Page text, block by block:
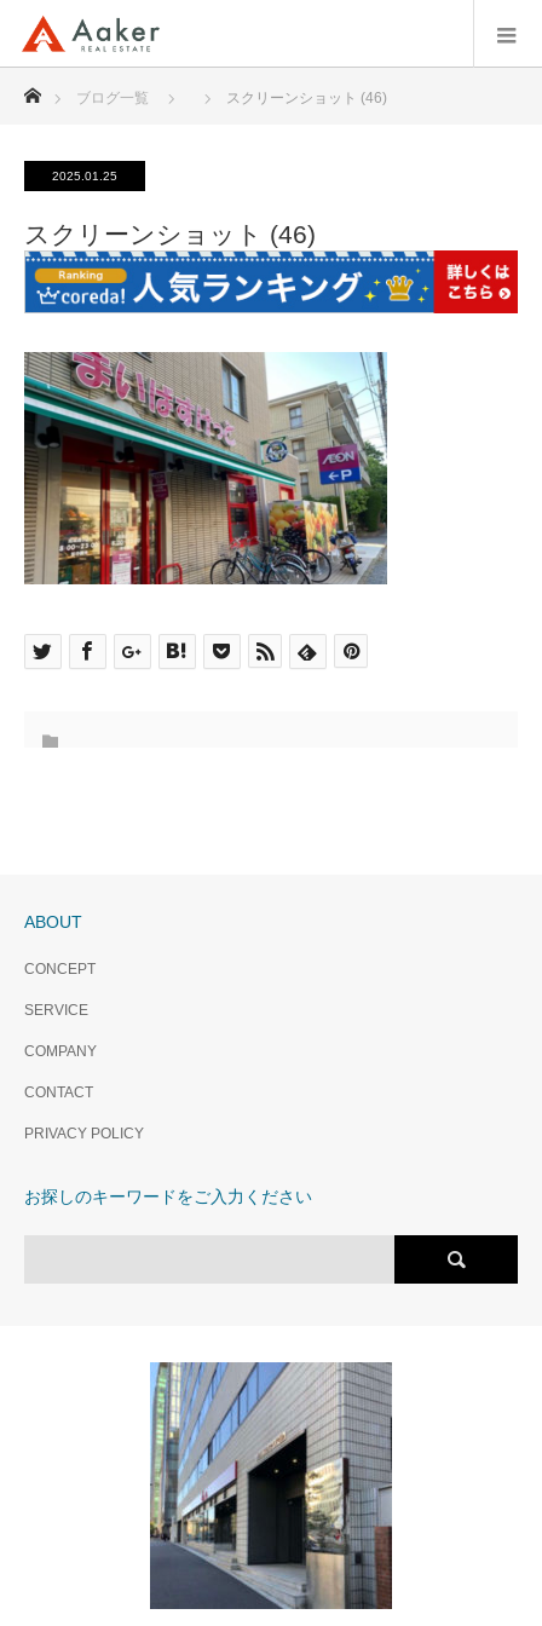
ブログ一覧 スクリーンショット (46)
2025.01.25
スクリーンショット (46)
ABOUT
CONCEPT
SERVICE
COMPANY
CONTACT
PRIVACY POLICY
お探しのキーワードをご入力ください